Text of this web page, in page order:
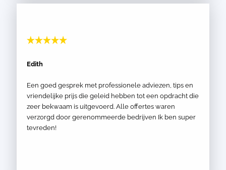
Edith
Een goed gesprek met professionele adviezen, tips en
vriendelijke prijs die geleid hebben tot een opdracht die
zeer bekwaam is uitgevoerd. Alle offertes waren
verzorgd door gerenommeerde bedrijven Ik ben super
tevreden!